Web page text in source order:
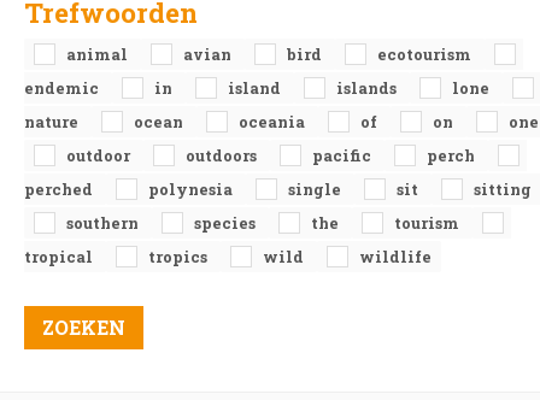
Trefwoorden
animal avian bird
ecotourism
endemic
in island islands
lone
nature
ocean oceania of on
one
outdoor
outdoors pacific
perch
perched
polynesia single sit
sitting
southern
species the
tourism
tropical
tropics wild wildlife